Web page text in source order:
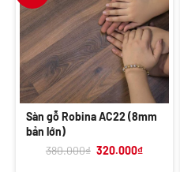
Sàn gỗ Robina AC22 (8mm
bản lớn)
380.000₫ Giá
320.000₫Giá